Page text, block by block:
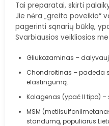
Tai preparatai, skirti
Jie nėra „greito poveikio“
pagerinti sąnarių būklę,
Svarbiausios veikliosios
Gliukozaminas –
Chondroitinas – padeda
elastingumą.
Kolagenas (ypač II tipo)
MSM
standumą, populiarus